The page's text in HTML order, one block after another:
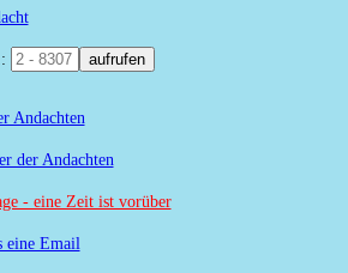
aufrufen
Andachten
der Andachten
- eine Zeit ist vorüber
eine Email